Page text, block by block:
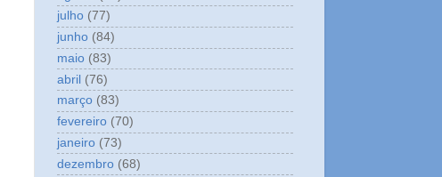
julho (77)
junho (84)
maio (83)
abril (76)
março (83)
fevereiro (70)
janeiro (73)
dezembro (68)